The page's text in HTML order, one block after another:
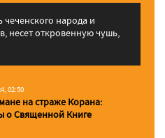
чеченского народа и
несет откровенную чушь,
02:50
на страже Корана:
о Священной Книге